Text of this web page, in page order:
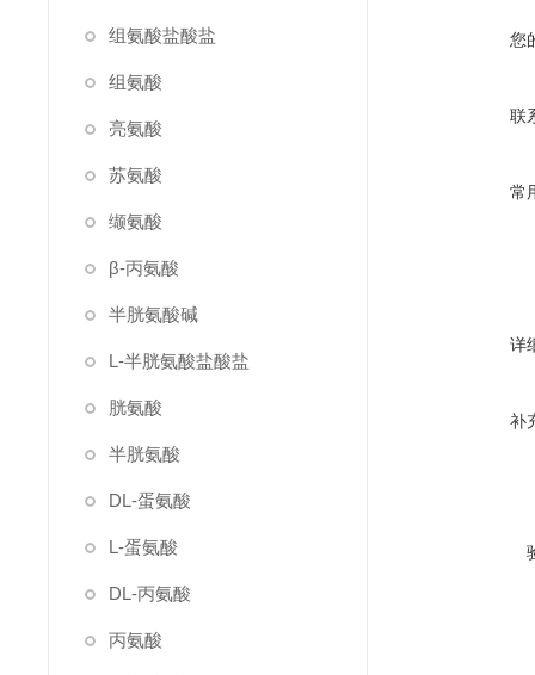
组氨酸盐酸盐
组氨酸
亮氨酸
苏氨酸
缬氨酸
β-丙氨酸
半胱氨酸碱
L-半胱氨酸盐酸盐
胱氨酸
半胱氨酸
DL-蛋氨酸
L-蛋氨酸
DL-丙氨酸
丙氨酸
您
联
常
详
补